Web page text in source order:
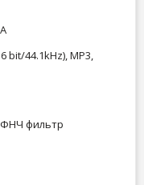
bit/44.1kHz), MP3,
фильтр